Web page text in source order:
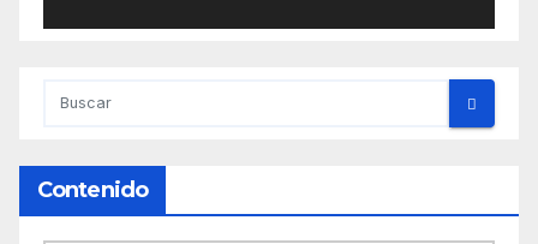
Contenido